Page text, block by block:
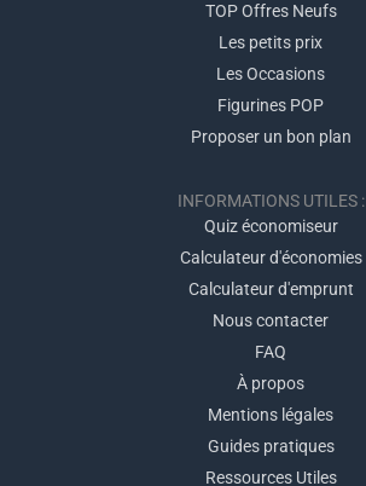
TOP Offres Neufs
Les petits prix
Les Occasions
Figurines POP
Proposer un bon plan
INFORMATIONS UTILES :
Quiz économiseur
Calculateur d'économies
Calculateur d'emprunt
Nous contacter
FAQ
À propos
Mentions légales
Guides pratiques
Ressources Utiles